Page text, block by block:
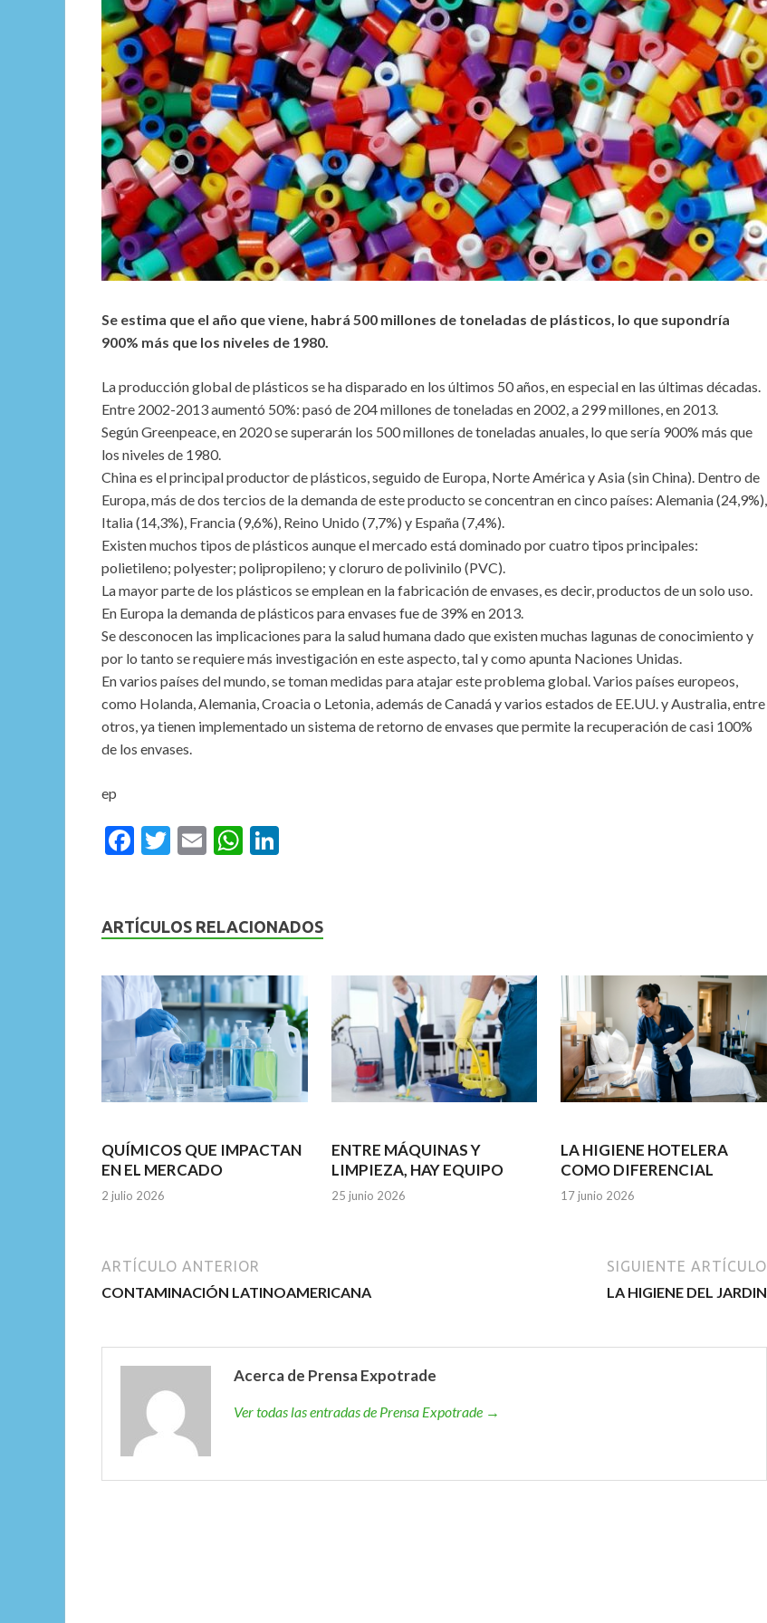
Se estima que el año que viene, habrá 500 millones de toneladas de plásticos, lo que supondría
900% más que los niveles de 1980.
La producción global de plásticos se ha disparado en los últimos 50 años, en especial en las últimas décadas.
Entre 2002-2013 aumentó 50%: pasó de 204 millones de toneladas en 2002, a 299 millones, en 2013.
Según Greenpeace, en 2020 se superarán los 500 millones de toneladas anuales, lo que sería 900% más que
los niveles de 1980.
China es el principal productor de plásticos, seguido de Europa, Norte América y Asia (sin China). Dentro de
Europa, más de dos tercios de la demanda de este producto se concentran en cinco países: Alemania (24,9%),
Italia (14,3%), Francia (9,6%), Reino Unido (7,7%) y España (7,4%).
Existen muchos tipos de plásticos aunque el mercado está dominado por cuatro tipos principales:
polietileno; polyester; polipropileno; y cloruro de polivinilo (PVC).
La mayor parte de los plásticos se emplean en la fabricación de envases, es decir, productos de un solo uso.
En Europa la demanda de plásticos para envases fue de 39% en 2013.
Se desconocen las implicaciones para la salud humana dado que existen muchas lagunas de conocimiento y
por lo tanto se requiere más investigación en este aspecto, tal y como apunta Naciones Unidas.
En varios países del mundo, se toman medidas para atajar este problema global. Varios países europeos,
como Holanda, Alemania, Croacia o Letonia, además de Canadá y varios estados de EE.UU. y Australia, entre
otros, ya tienen implementado un sistema de retorno de envases que permite la recuperación de casi 100%
de los envases.
ep
F
b
o
k
T
er
E
l
W
s
p
p
dI
ARTÍCULOS RELACIONADOS
QUÍMICOS QUE IMPACTAN
EN EL MERCADO
2 julio 2026
ENTRE MÁQUINAS Y
LIMPIEZA, HAY EQUIPO
25 junio 2026
LA HIGIENE HOTELERA
COMO DIFERENCIAL
17 junio 2026
ARTÍCULO ANTERIOR
CONTAMINACIÓN LATINOAMERICANA
SIGUIENTE ARTÍCULO
LA HIGIENE DEL JARDIN
Acerca de Prensa Expotrade
Ver todas las entradas de Prensa Expotrade →